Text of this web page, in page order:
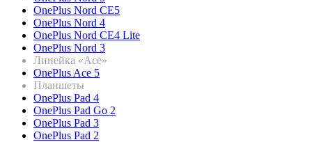
OnePlus Nord CE5
OnePlus Nord 4
OnePlus Nord CE4 Lite
OnePlus Nord 3
Линейка «Ace»
OnePlus Ace 5
Планшеты
OnePlus Pad 4
OnePlus Pad Go 2
OnePlus Pad 3
OnePlus Pad 2